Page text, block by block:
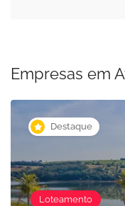
Empresas em
Destaque
Loteamento